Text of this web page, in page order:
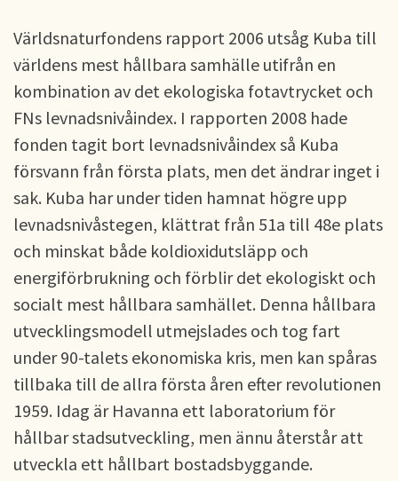
Världsnaturfondens rapport 2006 utsåg Kuba till
världens mest hållbara samhälle utifrån en
kombination av det ekologiska fotavtrycket och
FNs levnadsnivåindex. I rapporten 2008 hade
fonden tagit bort levnadsnivåindex så Kuba
försvann från första plats, men det ändrar inget i
sak. Kuba har under tiden hamnat högre upp
levnadsnivåstegen, klättrat från 51a till 48e plats
och minskat både koldioxidutsläpp och
energiförbrukning och förblir det ekologiskt och
socialt mest hållbara samhället. Denna hållbara
utvecklingsmodell utmejslades och tog fart
under 90-talets ekonomiska kris, men kan spåras
tillbaka till de allra första åren efter revolutionen
1959. Idag är Havanna ett laboratorium för
hållbar stadsutveckling, men ännu återstår att
utveckla ett hållbart bostadsbyggande.